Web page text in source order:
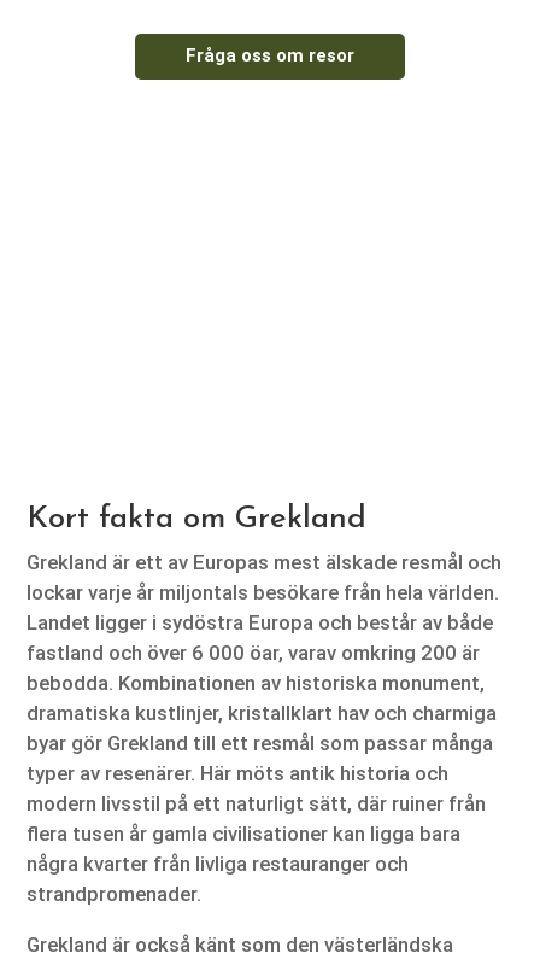
Fråga oss om resor
Kort fakta om Grekland
Grekland är ett av Europas mest älskade resmål och
lockar varje år miljontals besökare från hela världen.
Landet ligger i sydöstra Europa och består av både
fastland och över 6 000 öar, varav omkring 200 är
bebodda. Kombinationen av historiska monument,
dramatiska kustlinjer, kristallklart hav och charmiga
byar gör Grekland till ett resmål som passar många
typer av resenärer. Här möts antik historia och
modern livsstil på ett naturligt sätt, där ruiner från
flera tusen år gamla civilisationer kan ligga bara
några kvarter från livliga restauranger och
strandpromenader.
Grekland är också känt som den västerländska